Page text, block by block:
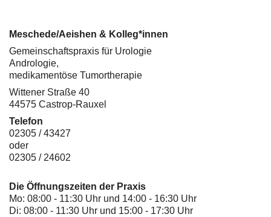
Meschede/Aeishen & Kolleg*innen
Gemeinschaftspraxis für Urologie
Andrologie,
medikamentöse Tumortherapie
Wittener Straße 40
44575 Castrop-Rauxel
Telefon
02305 / 43427
oder
02305 / 24602
Die Öffnungszeiten der Praxis
Mo: 08:00 - 11:30 Uhr und 14:00 - 16:30 Uhr
Di: 08:00 - 11:30 Uhr und 15:00 - 17:30 Uhr